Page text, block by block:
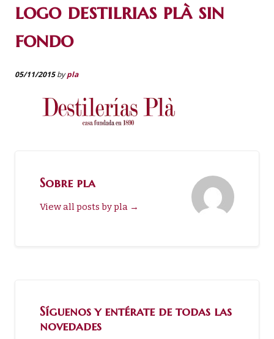
logo destilrias plà sin
fondo
05/11/2015bypla
Sobre pla
View all posts by pla →
Síguenos y entérate de todas las
novedades